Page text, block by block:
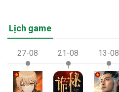
Lịch game
27-08 21-08 13-08